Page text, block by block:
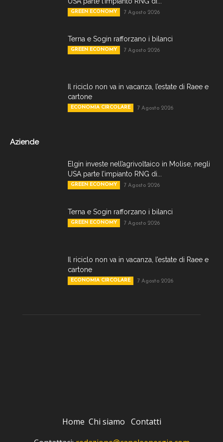
GREEN ECONOMY 7 Agosto 2026
Terna e Sogin rafforzano i bilanci
GREEN ECONOMY 7 Agosto 2026
Il riciclo non va in vacanza, l’estate di Raee e
cartone
ECONOMIA CIRCOLARE 7 Agosto 2026
Aziende
Elgin investe nell’agrivoltaico in Molise, negli
USA parte l’impianto RNG di...
GREEN ECONOMY 7 Agosto 2026
Terna e Sogin rafforzano i bilanci
GREEN ECONOMY 7 Agosto 2026
Il riciclo non va in vacanza, l’estate di Raee e
cartone
ECONOMIA CIRCOLARE 7 Agosto 2026
Home Chi siamo Contatti